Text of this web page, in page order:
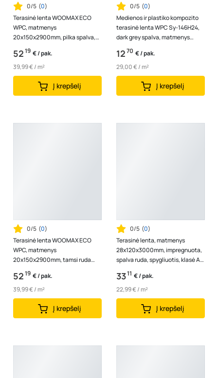
0/5 (0)
Terasinė lenta WOOMAX ECO
WPC, matmenys
20x150x2900mm, pilka spalva,
1vnt - 0,435m2
5219 € / pak.
39,99 € / m²
Į krepšelį
0/5 (0)
Medienos ir plastiko kompozito
terasinė lenta WPC Sy-146H24,
dark grey spalva, matmenys
24x146x3000mm, 1 lenta - 0,438
m...
1270 € / pak.
29,00 € / m²
Į krepšelį
0/5 (0)
Terasinė lenta WOOMAX ECO
WPC, matmenys
20x150x2900mm, tamsi ruda
spalva, 1vnt. - 0,435m2
5219 € / pak.
39,99 € / m²
Į krepšelį
0/5 (0)
Terasinė lenta, matmenys
28x120x3000mm, impregnuota,
spalva ruda, spygliuotis, klasė AB,
1 lenta - 0,36 m2
3311 € / pak.
22,99 € / m²
Į krepšelį